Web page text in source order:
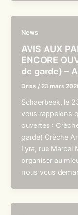
News
AVIS AUX
ENCORE
de garde) –
Driss / 23 mars
Schaerbeek, le
vous rappelons
ouvertes :
garde) Crèche
Lyra, rue Marcel
organiser au
nous vous